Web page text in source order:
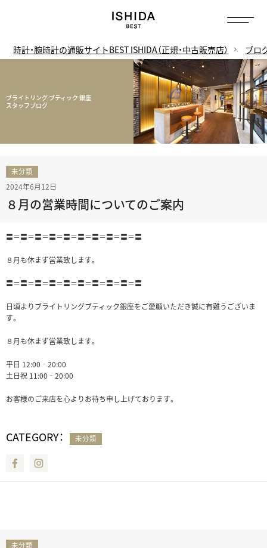
時計・腕時計の通販サイトBEST ISHIDA（正規・中古販売店） ブロ
ブライトリング ブティック 銀座
スタッフブログ
未分類
2024年6月12日
８月の営業時間についてのご案内
〓＝〓＝〓＝〓＝〓＝〓＝〓＝〓＝〓＝〓
８月も休まず営業致します。
〓＝〓＝〓＝〓＝〓＝〓＝〓＝〓＝〓＝〓
日頃よりブライトリングブティック銀座をご愛顧いただき誠に有難うございま
す。
８月も休まず営業致します。
平日 12:00‐20:00
土日祝 11:00‐20:00
お客様のご来店を心よりお待ち申し上げております。
CATEGORY： 未分類
Facebook
未分類